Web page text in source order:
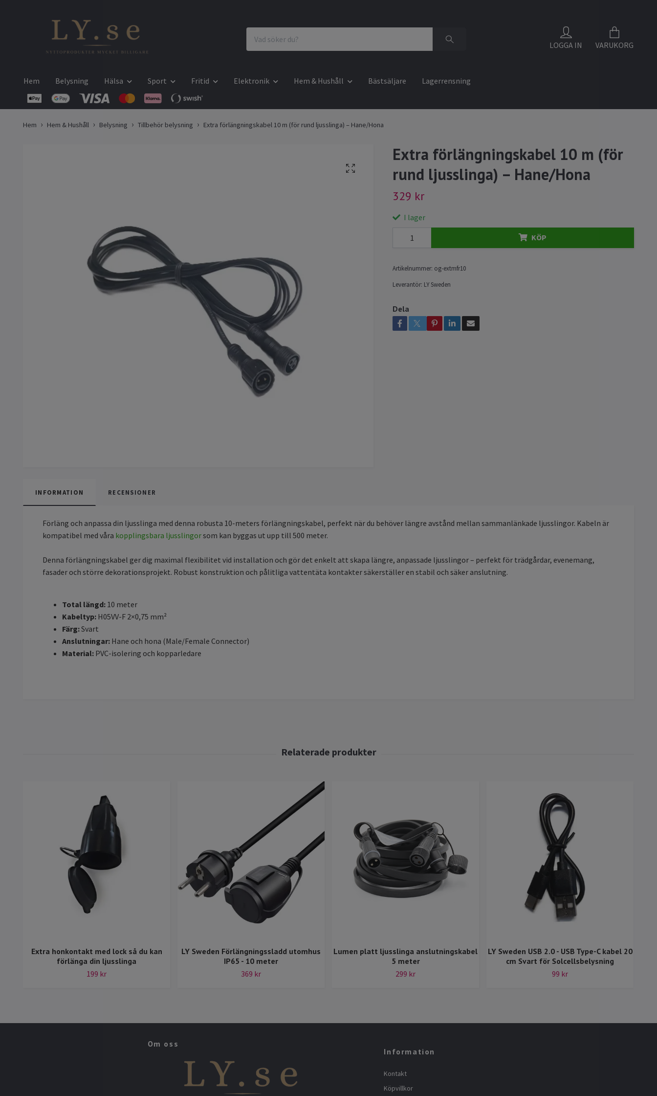
LOGGA IN VARUKORG
Hem Belysning Hälsa Sport Fritid Elektronik Hem & Hushåll Bästsäljare Lagerrensning
Hem Hem & Hushåll Belysning Tillbehör belysning Extra förlängningskabel 10 m (för rund ljusslinga) – Hane/Hona
Extra förlängningskabel 10 m (för
rund ljusslinga) – Hane/Hona
329 kr
I lager
KÖP
Artikelnummer: og-extmfr10
Leverantör: LY Sweden
Dela
INFORMATION RECENSIONER
Förläng och anpassa din ljusslinga med denna robusta 10-meters förlängningskabel, perfekt när du behöver längre avstånd mellan sammanlänkade ljusslingor. Kabeln är
kompatibel med våra kopplingsbara ljusslingorsom kan byggas ut upp till 500 meter.
Denna förlängningskabel ger dig maximal flexibilitet vid installation och gör det enkelt att skapa längre, anpassade ljusslingor – perfekt för trädgårdar, evenemang,
fasader och större dekorationsprojekt. Robust konstruktion och pålitliga vattentäta kontakter säkerställer en stabil och säker anslutning.
Total längd: 10 meter
Kabeltyp: H05VV-F 2×0,75 mm²
Färg:Svart
Anslutningar: Hane och hona (Male/Female Connector)
Material: PVC-isolering och kopparledare
Extra honkontakt med lock så du kan
förlänga din ljusslinga
199 kr
LY Sweden Förlängningssladd utomhus
IP65 - 10 meter
369 kr
Lumen platt ljusslinga anslutningskabel
5 meter
299 kr
LY Sweden USB 2.0 - USB Type-C kabel 20
cm Svart för Solcellsbelysning
99 kr
Om oss
Information
Kontakt
Köpvillkor